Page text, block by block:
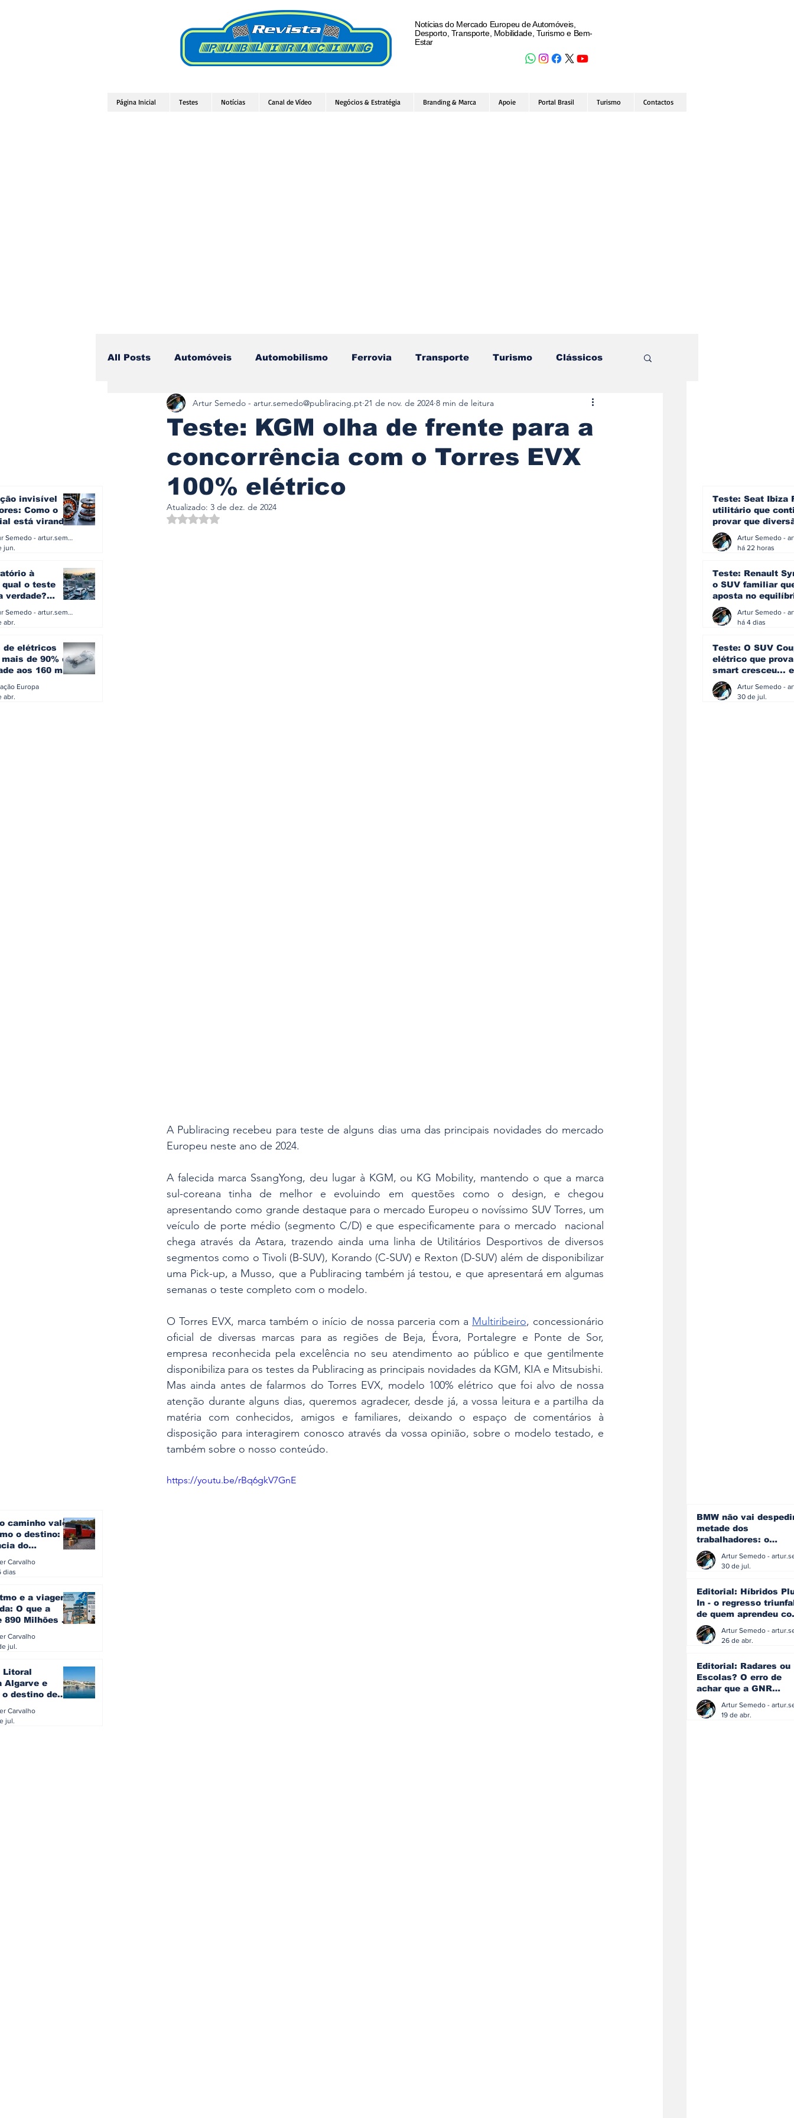
Notícias do Mercado Europeu de Automóveis,
Desporto, Transporte, Mobilidade, Turismo e Bem-
Estar
Página Inicial Testes Notícias Canal de Vídeo Negócios & Estratégia Branding & Marca Apoie Portal Brasil Turismo Contactos
invisível
Como o
está virando
Artur Semedo - artur.semedo@publiracing.pt
jun.
à
qual o teste
verdade?
Artur Semedo - artur.semedo@publiracing.pt
abr.
de elétricos
de 90% da
aos 160 mil
Europa
abr.
All Posts Automóveis Automobilismo Ferrovia Transporte Turismo Clássicos
Camiões Lazer Aviação Motos Autocarros Náutica Testes e Comparativos
Branding & Estratégia Componentes Gastronomia Videojogos/Tecnologia
Vídeo Blog - Sobre Rodas
Teste: KGM olha de frente para a
concorrência com o Torres EVX
100% elétrico
Artur Semedo - artur.semedo@publiracing.pt 21 de nov. de 2024 8 min de leitura
Atualizado: 3 de dez. de 2024
Avaliado com NaN de 5 estrelas.
A Publiracing recebeu para teste de alguns dias uma das principais novidades do mercado
Europeu neste ano de 2024.
A falecida marca SsangYong, deu lugar à KGM, ou KG Mobility, mantendo o que a marca
sul-coreana tinha de melhor e evoluindo em questões como o design, e chegou
apresentando como grande destaque para o mercado Europeu o novíssimo SUV Torres, um
veículo de porte médio (segmento C/D) e que especificamente para o mercado  nacional
chega através da Astara, trazendo ainda uma linha de Utilitários Desportivos de diversos
segmentos como o Tivoli (B-SUV), Korando (C-SUV) e Rexton (D-SUV) além de disponibilizar
uma Pick-up, a Musso, que a Publiracing também já testou, e que apresentará em algumas
semanas o teste completo com o modelo.
O Torres EVX, marca também o início de nossa parceria com a Multiribeiro, concessionário
oficial de diversas marcas para as regiões de Beja, Évora, Portalegre e Ponte de Sor,
empresa reconhecida pela excelência no seu atendimento ao público e que gentilmente
disponibiliza para os testes da Publiracing as principais novidades da KGM, KIA e Mitsubishi.
Mas ainda antes de falarmos do Torres EVX, modelo 100% elétrico que foi alvo de nossa
atenção durante alguns dias, queremos agradecer, desde já, a vossa leitura e a partilha da
matéria com conhecidos, amigos e familiares, deixando o espaço de comentários à
disposição para interagirem conosco através da vossa opinião, sobre o modelo testado, e
também sobre o nosso conteúdo.
https://youtu.be/rBq6gkV7GnE
caminho vale
o destino: a
do
europeu
Carvalho
dias
e a viagem
O que a
890 Milhões à
do turista na
Carvalho
jul.
Litoral
Algarve e
o destino de
Carvalho
jul.
Teste: Seat Ibiza
utilitário que
provar que
eficiência e
simplicidade
há 22 horas
Teste: Renault
o SUV familiar
aposta no
ainda acredita na
manualhá 4 dias
Teste: O SUV
elétrico que
smart cresceu... e
amadureceu
30 de jul.
BMW não vai
metade dos
trabalhadores: o
problema é o
que muitos decidiram
30 de jul.
Editorial: Híbridos
In - o regresso
de quem aprendeu
os erros do passado
26 de abr.
Editorial: Radares ou
Escolas? O erro de
achar que a GNR
resolve o que a
educação falhou
19 de abr.